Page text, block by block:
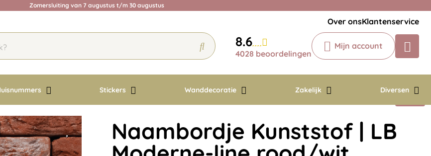
Zomersluiting van 7 augustus t/m 30 augustus
Over onsKlantenservice
8.6
4028 beoordelingen
Mijn account
Stickers Wanddecoratie Zakelijk Diversen
Chatbot
Chat 24/7 met onze chatbot voor
Contact
Naambordje Kunststof | LB